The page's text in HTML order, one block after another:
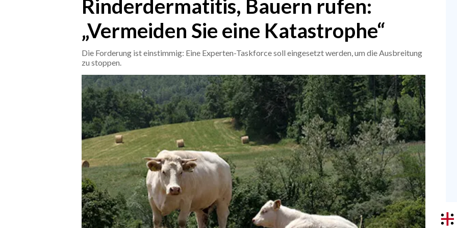
SERVIZI ALLE IMPRESE
RISULTATI E CLASSIFICHE
Rinderdermatitis, Bauern rufen:
„Vermeiden Sie eine Katastrophe“
Die Forderung ist einstimmig: Eine Experten-Taskforce soll eingesetzt werden, um die Ausbreitung
zu stoppen.